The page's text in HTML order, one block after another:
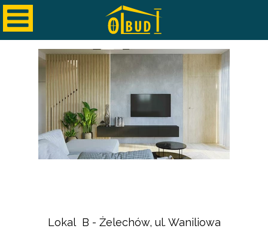
Lokal B - Żelechów, ul. Waniliowa